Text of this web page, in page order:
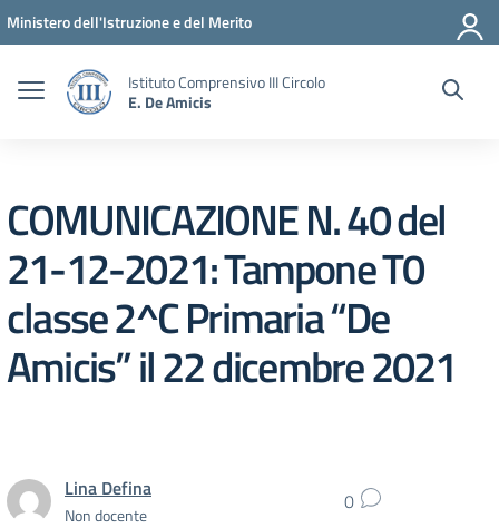
Vai ai contenuti
Vai al menu di navigazione
Vai al footer
Ministero dell'Istruzione e del Merito
Istituto Comprensivo III Circolo
E. De Amicis
COMUNICAZIONE N. 40 del
21-12-2021: Tampone T0
classe 2^C Primaria “De
Amicis” il 22 dicembre 2021
Lina Defina
Non docente 0